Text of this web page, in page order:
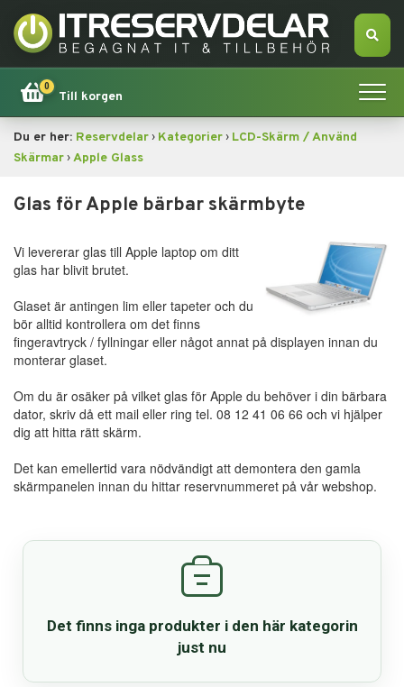
0
Till korgen
Hem
Apple
Datorsökning
Reservdelar
Smartphone
Du er her: Reservdelar› Kategorier› LCD-Skärm / Använd
Skärmar›Apple Glass
Glas för Apple bärbar skärmbyte
Vi levererar glas till Apple laptop om ditt
glas har blivit brutet.
Glaset är antingen lim eller tapeter och du
bör alltid kontrollera om det finns
fingeravtryck / fyllningar eller något annat på displayen innan du
monterar glaset.
Om du är osäker på vilket glas för Apple du behöver i din bärbara
dator, skriv då ett mail eller ring tel. 08 12 41 06 66 och vi hjälper
dig att hitta rätt skärm.
Det kan emellertid vara nödvändigt att demontera den gamla
skärmpanelen innan du hittar reservnummeret på vår webshop.
Det finns inga produkter i den här kategorin
just nu